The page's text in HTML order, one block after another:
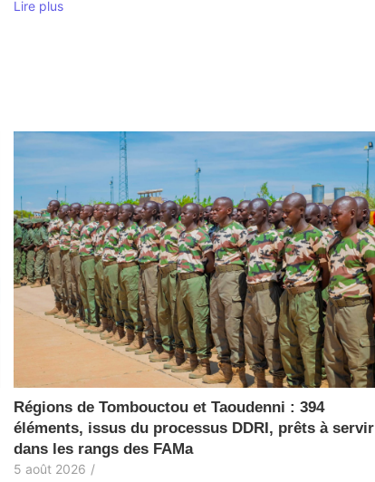
Lire plus
Régions de Tombouctou et Taoudenni : 394
éléments, issus du processus DDRI, prêts à servir
dans les rangs des FAMa
5 août 2026 /